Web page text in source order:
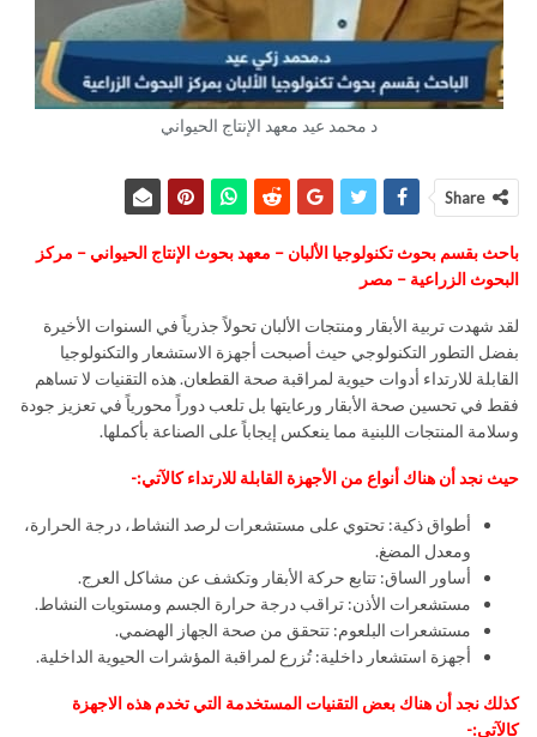
د محمد عيد معهد الإنتاج الحيواني
Share
باحث بقسم بحوث تكنولوجيا الألبان – معهد بحوث الإنتاج الحيواني – مركز
البحوث الزراعية – مصر
لقد شهدت تربية الأبقار ومنتجات الألبان تحولاً جذرياً في السنوات الأخيرة
بفضل التطور التكنولوجي حيث أصبحت أجهزة الاستشعار والتكنولوجيا
القابلة للارتداء أدوات حيوية لمراقبة صحة القطعان. هذه التقنيات لا تساهم
فقط في تحسين صحة الأبقار ورعايتها بل تلعب دوراً محورياً في تعزيز جودة
وسلامة المنتجات اللبنية مما ينعكس إيجاباً على الصناعة بأكملها.
حيث نجد أن هناك أنواع من الأجهزة القابلة للارتداء كالآتي:-
أطواق ذكية: تحتوي على مستشعرات لرصد النشاط، درجة الحرارة،
ومعدل المضغ.
أساور الساق: تتابع حركة الأبقار وتكشف عن مشاكل العرج.
مستشعرات الأذن: تراقب درجة حرارة الجسم ومستويات النشاط.
مستشعرات البلعوم: تتحقق من صحة الجهاز الهضمي.
أجهزة استشعار داخلية: تُزرع لمراقبة المؤشرات الحيوية الداخلية.
كذلك نجد أن هناك بعض التقنيات المستخدمة التي تخدم هذه الاجهزة
كالآتي:-